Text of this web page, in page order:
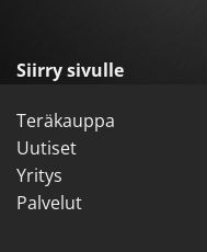
Siirry sivulle
Teräkauppa
Uutiset
Yritys
Palvelut